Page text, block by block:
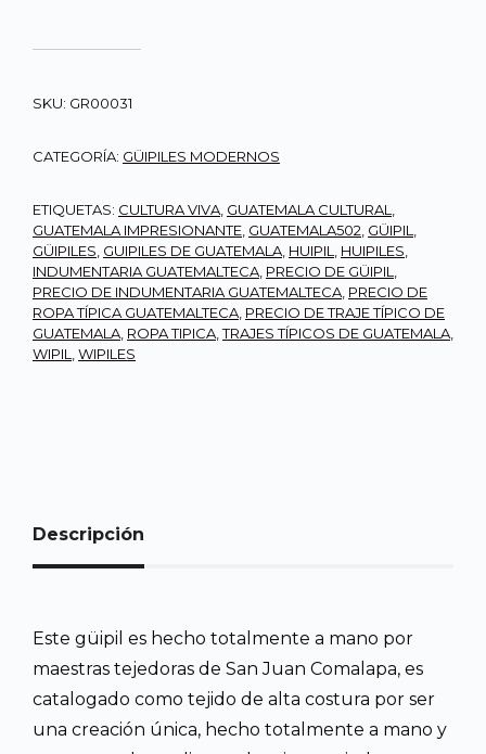
SKU: GR00031
CATEGORÍA: GÜIPILES MODERNOS
ETIQUETAS: CULTURA VIVA GUATEMALA CULTURAL
GUATEMALA IMPRESIONANTE GUATEMALA502 GÜIPIL
GÜIPILES GUIPILES DE GUATEMALA HUIPIL HUIPILES
INDUMENTARIA GUATEMALTECA PRECIO DE GÜIPIL
PRECIO DE INDUMENTARIA GUATEMALTECA PRECIO DE
ROPA TÍPICA GUATEMALTECA PRECIO DE TRAJE TÍPICO DE
GUATEMALA ROPA TIPICA ,TRAJES TÍPICOS DE GUATEMALA
WIPIL
WIPILES
Descripción
Este güipil es hecho totalmente a mano por
maestras tejedoras de San Juan Comalapa, es
catalogado como tejido de alta costura por ser
una creación única, hecho totalmente a mano y